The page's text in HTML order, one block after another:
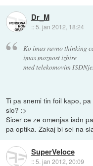
Dr_M
:: 5. jan 2012, 18:24
Ko imas ravno thinking
imas moznost izbire
med telekomovim
Ti pa snemi tin foil kapo,
slo? :>
Sicer ce ze omenjas isdn
pa optika. Zakaj bi sel na
SuperVeloce
::5. jan 2012, 20:09